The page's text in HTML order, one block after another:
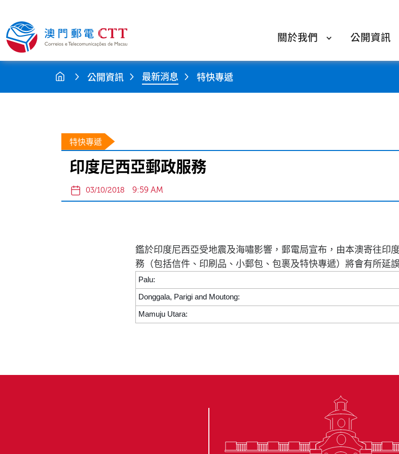
關於我們 公開資訊
公開資訊 最新消息 特快專遞
特快專遞
印度尼西亞郵政服務
03/10/2018 9:59 AM
鑑於印度尼西亞受地震及海嘯影響，郵電局宣布，由本澳寄往印
務（包括信件、印刷品、小郵包、包裹及特快專遞）將會有所延
Palu:
Donggala, Parigi and Moutong:
Mamuju Utara: